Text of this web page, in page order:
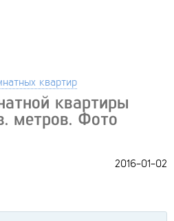
квартир
квартиры
метров. Фото
2016-01-02